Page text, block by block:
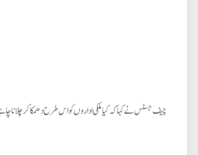
چیف جسٹس نے کہا کہ کیا ملکی اداروں کو اس طرح دھمکا کر چلانا